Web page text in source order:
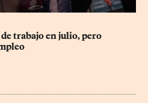
trabajo en julio, pero